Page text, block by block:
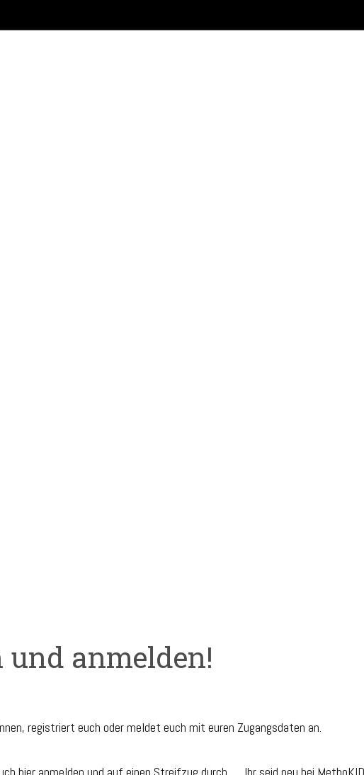
anmelden!
registriert euch oder meldet euch mit euren Zugangsdaten an.